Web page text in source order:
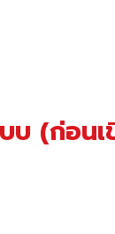
บบ (ก่อน